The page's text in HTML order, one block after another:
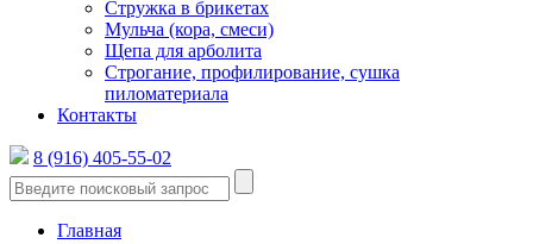
Стружка в брикетах
Мульча (кора, смеси)
Щепа для арболита
Строгание, профилирование, сушка
пиломатериала
Контакты
8 (916) 405-55-02
Главная